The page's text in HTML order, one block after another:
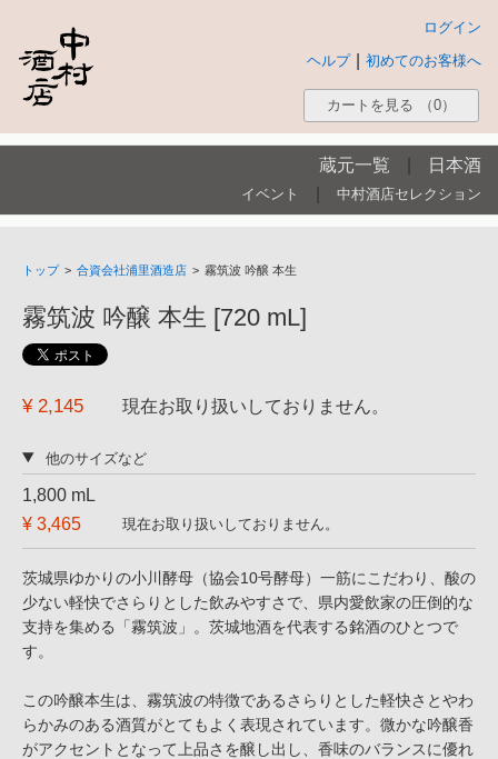
ログイン
初めてのお客様へ
ヘルプ
カートを見る （0）
蔵元一覧 日本酒
イベント 中村酒店セレクション
トップ > 合資会社浦里酒造店 > 霧筑波 吟醸 本生
霧筑波 吟醸 本生 [720 mL]
¥ 2,145 現在お取り扱いしておりません。
他のサイズなど
1,800 mL
¥ 3,465
現在お取り扱いしておりません。
茨城県ゆかりの小川酵母（協会10号酵母）一筋にこだわり、酸の
少ない軽快でさらりとした飲みやすさで、県内愛飲家の圧倒的な
支持を集める「霧筑波」。茨城地酒を代表する銘酒のひとつで
す。
この吟醸本生は、霧筑波の特徴であるさらりとした軽快さとやわ
らかみのある酒質がとてもよく表現されています。微かな吟醸香
がアクセントとなって上品さを醸し出し、香味のバランスに優れ